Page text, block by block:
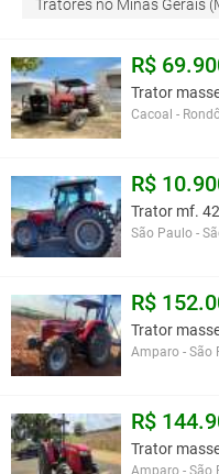
Tratores no Minas Gerais
R$
Trator
Cacoal -
R$
Trator mf.
São Paulo -
R$
Trator
Amparo - São
R$
Trator
Amparo - São